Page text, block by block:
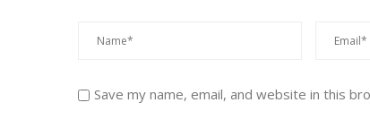
Save my name, email, and website in this